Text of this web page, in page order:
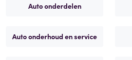
Auto onderdelen
Auto onderhoud en service